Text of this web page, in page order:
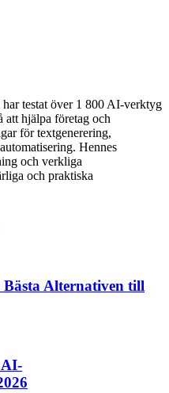
testat över 1 800 AI-verktyg
att hjälpa företag och
för textgenerering,
Hennes
och verkliga
och praktiska
Alternativen till